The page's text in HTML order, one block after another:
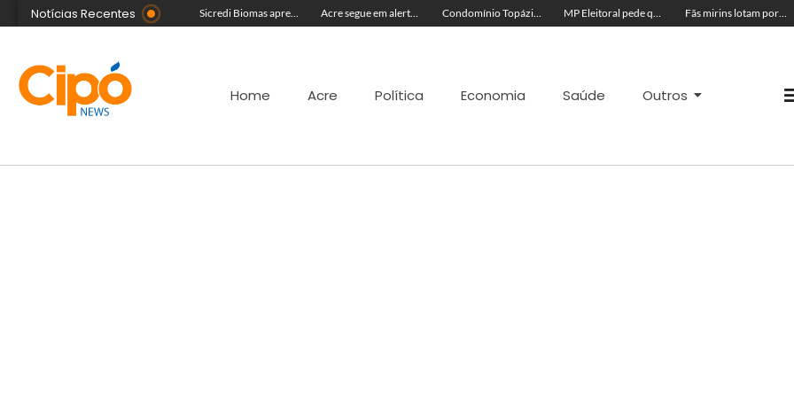
Notícias Recentes
Com equipe reforçada no Agosto Lilás, Delegacia da Mulher intensifica prisões e reduz acervo de inquéritos no Juruá Sicredi Biomas apresenta na Expoacre crédito do Plano Safra voltado às mulheres Acre segue em alerta para casos de síndrome respiratória aguda grave, aponta Fiocruz Condomínio Topázio é condenado a pagar R$ 4 mil a família de criança ferida em quadra esportiva MP Eleitoral pede que TRE-AC negue candidatura de Antônia Lúcia com base em condenações por peculato e improbidade Fãs mirins lotam porta de hotel à espera de Ana Castela para show na Expoacre
Home Acre Política Economia Saúde Outros